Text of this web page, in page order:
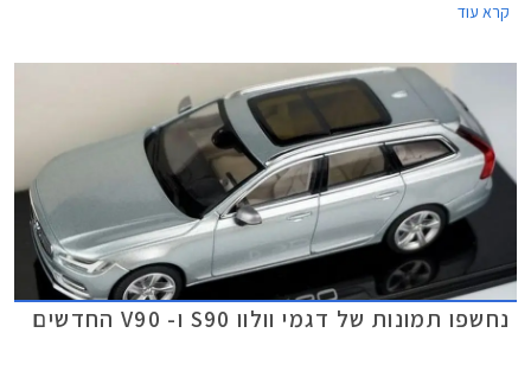
קרא עוד
נחשפו תמונות של דגמי וולוו S90 ו- V90 החדשים